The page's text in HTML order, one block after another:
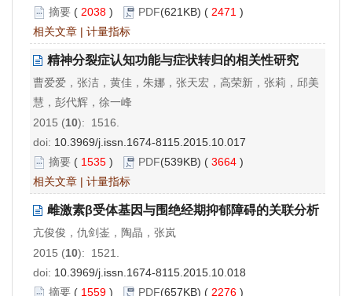
摘要 ( 2038 ) PDF(621KB) ( 2471 )
相关文章 | 计量指标
精神分裂症认知功能与症状转归的相关性研究
曹爱爱，张洁，黄佳，朱娜，张天宏，高荣新，张莉，邱美
慧，彭代辉，徐一峰
2015 (10): 1516.
doi: 10.3969/j.issn.1674-8115.2015.10.017
摘要 ( 1535 ) PDF(539KB) ( 3664 )
相关文章 | 计量指标
雌激素β受体基因与围绝经期抑郁障碍的关联分析
亢俊俊，仇剑崟，陶晶，张岚
2015 (10): 1521.
doi: 10.3969/j.issn.1674-8115.2015.10.018
摘要 ( 1559 ) PDF(657KB) ( 2276 )